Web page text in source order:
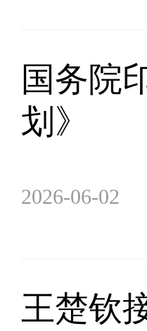
国务院
划》
2026-06-02
王楚钦